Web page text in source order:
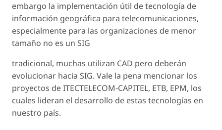
embargo la implementación útil de tecnología de
información geográfica para telecomunicaciones,
especialmente para las organizaciones de menor
tamaño no es un SIG
tradicional, muchas utilizan CAD pero deberán
evolucionar hacia SIG. Vale la pena mencionar los
proyectos de ITECTELECOM-CAPITEL, ETB, EPM, los
cuales lideran el desarrollo de estas tecnologías en
nuestro país.